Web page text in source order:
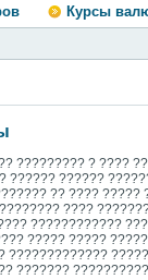
Курсы
????????? ? ????
?????? ??????
?? ????
????
????????????
????? ?????
?????????????
???????